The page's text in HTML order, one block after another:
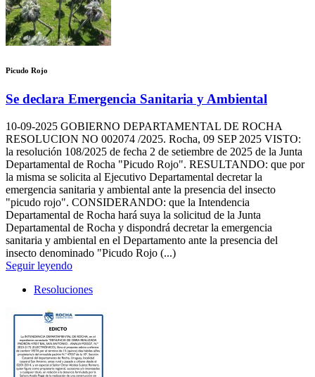
Picudo Rojo
Se declara Emergencia Sanitaria y Ambiental
10-09-2025 GOBIERNO DEPARTAMENTAL DE ROCHA
RESOLUCION NO 002074 /2025. Rocha, 09 SEP 2025 VISTO:
la resolución 108/2025 de fecha 2 de setiembre de 2025 de la Junta
Departamental de Rocha "Picudo Rojo". RESULTANDO: que por
la misma se solicita al Ejecutivo Departamental decretar la
emergencia sanitaria y ambiental ante la presencia del insecto
"picudo rojo". CONSIDERANDO: que la Intendencia
Departamental de Rocha hará suya la solicitud de la Junta
Departamental de Rocha y dispondrá decretar la emergencia
sanitaria y ambiental en el Departamento ante la presencia del
insecto denominado "Picudo Rojo (...)
Seguir leyendo
Resoluciones